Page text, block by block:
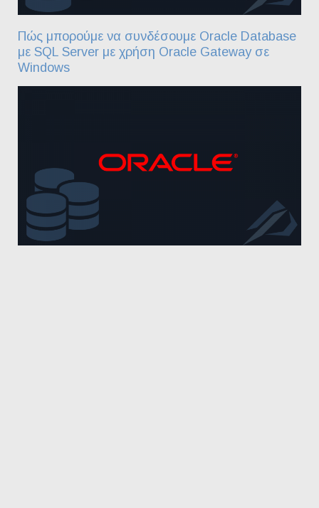
Πώς μπορούμε να συνδέσουμε Oracle Database
με SQL Server με χρήση Oracle Gateway σε
Windows